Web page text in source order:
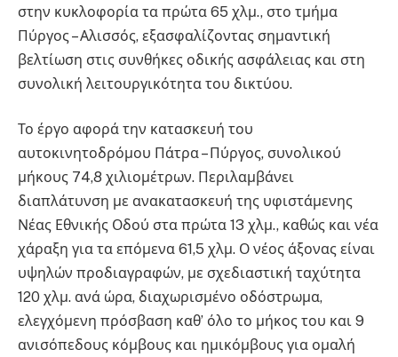
στην κυκλοφορία τα πρώτα 65 χλμ., στο τμήμα
Πύργος – Αλισσός, εξασφαλίζοντας σημαντική
βελτίωση στις συνθήκες οδικής ασφάλειας και στη
συνολική λειτουργικότητα του δικτύου.
Το έργο αφορά την κατασκευή του
αυτοκινητοδρόμου Πάτρα – Πύργος, συνολικού
μήκους 74,8 χιλιομέτρων. Περιλαμβάνει
διαπλάτυνση με ανακατασκευή της υφιστάμενης
Νέας Εθνικής Οδού στα πρώτα 13 χλμ., καθώς και νέα
χάραξη για τα επόμενα 61,5 χλμ. Ο νέος άξονας είναι
υψηλών προδιαγραφών, με σχεδιαστική ταχύτητα
120 χλμ. ανά ώρα, διαχωρισμένο οδόστρωμα,
ελεγχόμενη πρόσβαση καθ’ όλο το μήκος του και 9
ανισόπεδους κόμβους και ημικόμβους για ομαλή